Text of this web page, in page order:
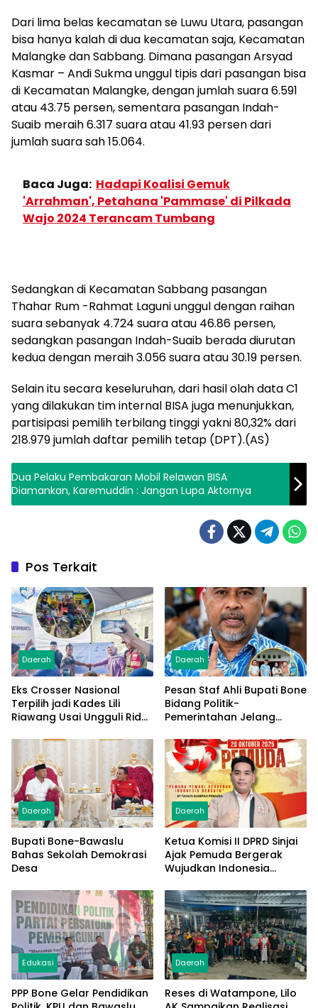
Dari lima belas kecamatan se Luwu Utara, pasangan
bisa hanya kalah di dua kecamatan saja, Kecamatan
Malangke dan Sabbang. Dimana pasangan Arsyad
Kasmar – Andi Sukma unggul tipis dari pasangan bisa
di Kecamatan Malangke, dengan jumlah suara 6.591
atau 43.75 persen, sementara pasangan Indah-
Suaib meraih 6.317 suara atau 41.93 persen dari
jumlah suara sah 15.064.
Baca Juga: Hadapi Koalisi Gemuk
'Arrahman', Petahana 'Pammase' di Pilkada
Wajo 2024 Terancam Tumbang
Sedangkan di Kecamatan Sabbang pasangan
Thahar Rum -Rahmat Laguni unggul dengan raihan
suara sebanyak 4.724 suara atau 46.86 persen,
sedangkan pasangan Indah-Suaib berada diurutan
kedua dengan meraih 3.056 suara atau 30.19 persen.
Selain itu secara keseluruhan, dari hasil olah data C1
yang dilakukan tim internal BISA juga menunjukkan,
partisipasi pemilih terbilang tinggi yakni 80,32% dari
218.979 jumlah daftar pemilih tetap (DPT).(AS)
Dua Pelaku Pembakaran Mobil Relawan BISA
Diamankan, Karemuddin : Jangan Lupa Aktornya
Pos Terkait
Daerah
Eks Crosser Nasional
Terpilih jadi Kades Lili
Riawang Usai Ungguli Rider
PAW
Daerah
Pesan Staf Ahli Bupati Bone
Bidang Politik-
Pemerintahan Jelang
Daerah
Bupati Bone-Bawaslu
Bahas Sekolah Demokrasi
Desa
Daerah
Ketua Komisi II DPRD Sinjai
Ajak Pemuda Bergerak
Wujudkan Indonesia
Sumpah Pemuda
Edukasi
PPP Bone Gelar Pendidikan
Daerah
Reses di Watampone, Lilo